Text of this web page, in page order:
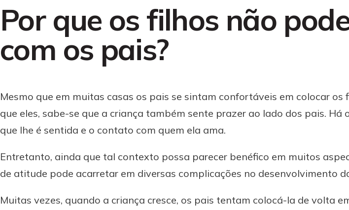
Por que os filhos não
com os pais?
Mesmo que em muitas casas os pais se sintam confortáveis em colocar
que eles, sabe-se que a criança também sente prazer ao lado dos pais.
que lhe é sentida e o contato com quem ela ama.
Entretanto, ainda que tal contexto possa parecer benéfico em muitos
de atitude pode acarretar em diversas complicações no desenvolvimento
Muitas vezes, quando a criança cresce, os pais tentam colocá-la de volta